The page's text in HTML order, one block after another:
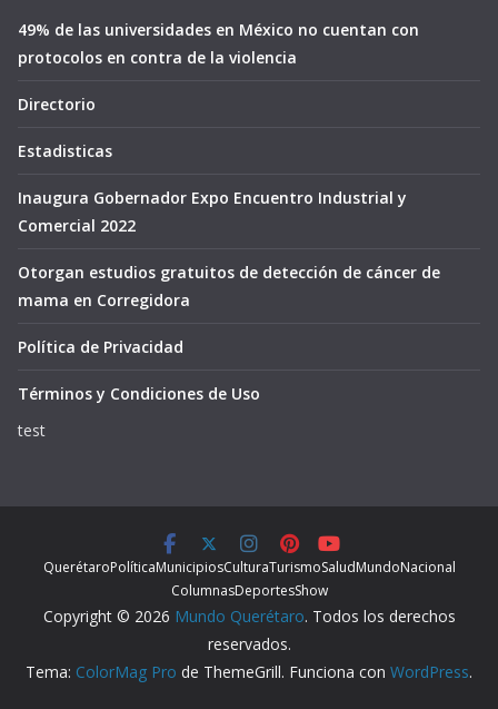
49% de las universidades en México no cuentan con
protocolos en contra de la violencia
Directorio
Estadisticas
Inaugura Gobernador Expo Encuentro Industrial y
Comercial 2022
Otorgan estudios gratuitos de detección de cáncer de
mama en Corregidora
Política de Privacidad
Términos y Condiciones de Uso
test
QuerétaroPolíticaMunicipiosCulturaTurismoSaludMundoNacional
ColumnasDeportesShow
Copyright © 2026 Mundo Querétaro. Todos los derechos
reservados.
Tema: ColorMag Pro de ThemeGrill. Funciona con WordPress.